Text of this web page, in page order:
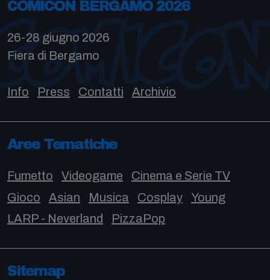
COMICON BERGAMO 2026
26-28 giugno 2026
Fiera di Bergamo
Info Press Contatti Archivio
Aree Tematiche
Fumetto Videogame
Cinema e Serie TV
Gioco
Asian Musica Cosplay
Young
LARP - Neverland
PizzaPop
Sitemap